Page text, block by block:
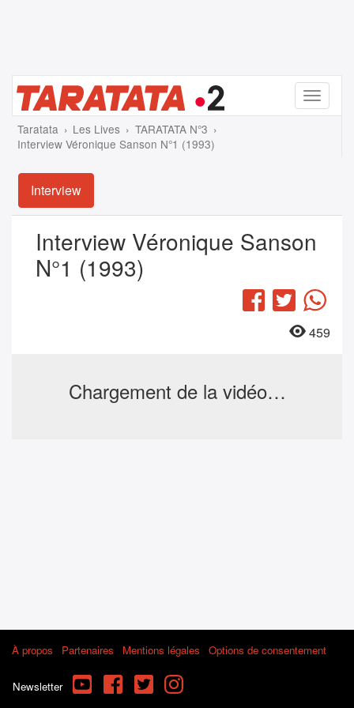
Menu
Taratata Les Lives
TARATATA N°3
Interview Véronique Sanson N°1 (1993)
Interview
Interview Véronique Sanson
N°1 (1993)
Facebook
Twitter
459
Chargement de la vidéo…
À propos Partenaires Mentions légales Options de consentement
Newsletter YouTube FacebookTwitterInstagram